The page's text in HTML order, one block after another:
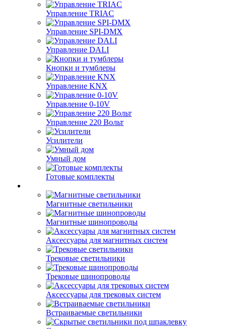
Управление TRIAC
Управление SPI-DMX
Управление DALI
Кнопки и тумблеры
Управление KNX
Управление 0-10V
Управление 220 Вольт
Усилители
Умный дом
Готовые комплекты
Магнитные светильники
Магнитные шинопроводы
Аксессуары для магнитных систем
Трековые светильники
Трековые шинопроводы
Аксессуары для трековых систем
Встраиваемые светильники